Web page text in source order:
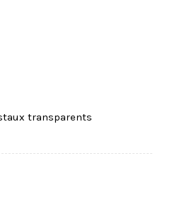
transparents